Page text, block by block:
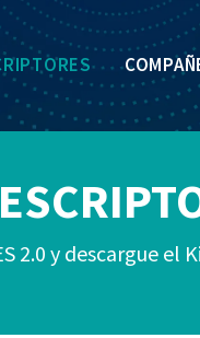
2.0 y descargue el